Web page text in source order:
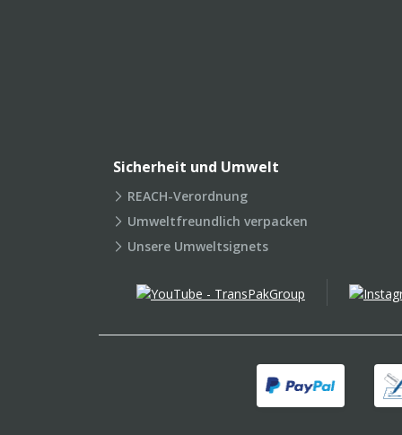
Sicherheit und Umwelt
REACH-Verordnung
Umweltfreundlich verpacken
Unsere Umweltsignets